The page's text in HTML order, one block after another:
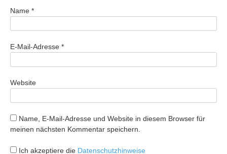
Name *
E-Mail-Adresse *
Website
Name, E-Mail-Adresse und Website in diesem Browser für
meinen nächsten Kommentar speichern.
Ich akzeptiere die Datenschutzhinweise